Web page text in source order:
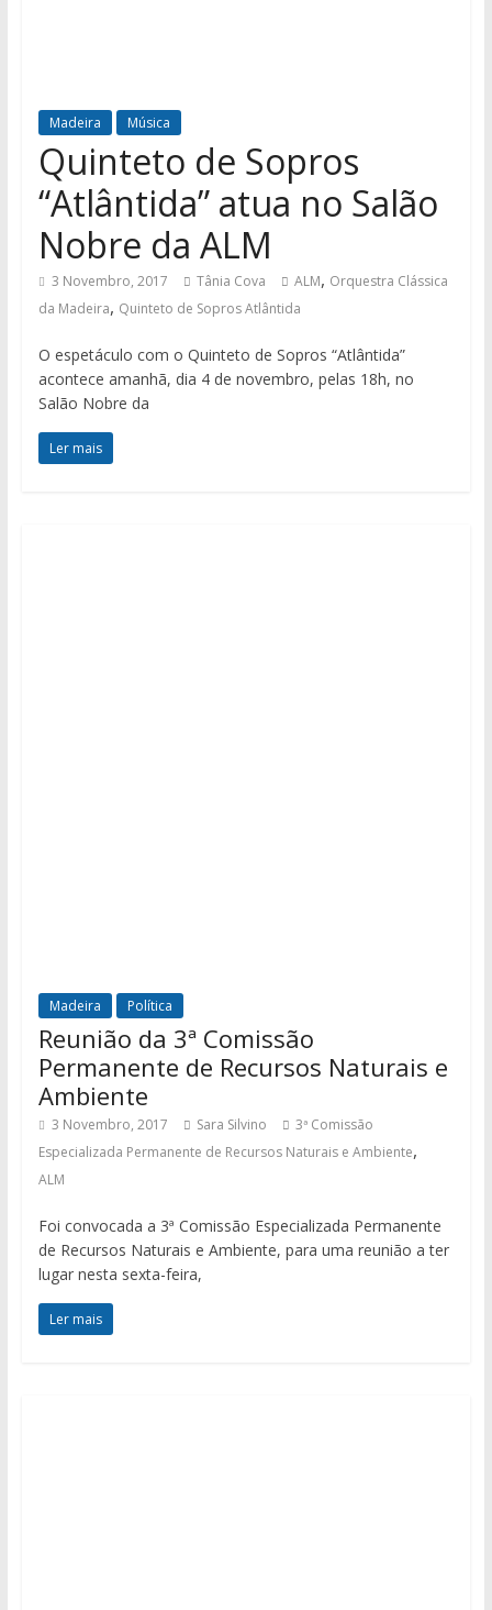
Madeira Música
Quinteto de Sopros
“Atlântida” atua no Salão
Nobre da ALM
3 Novembro, 2017 Tânia Cova ALM, Orquestra Clássica
da Madeira, Quinteto de Sopros Atlântida
O espetáculo com o Quinteto de Sopros “Atlântida”
acontece amanhã, dia 4 de novembro, pelas 18h, no
Salão Nobre da
Ler mais
Madeira Política
Reunião da 3ª Comissão
Permanente de Recursos Naturais e
Ambiente
3 Novembro, 2017 Sara Silvino
3ª Comissão
Especializada Permanente de Recursos Naturais e Ambiente,
ALM
Foi convocada a 3ª Comissão Especializada Permanente
de Recursos Naturais e Ambiente, para uma reunião a ter
lugar nesta sexta-feira,
Ler mais